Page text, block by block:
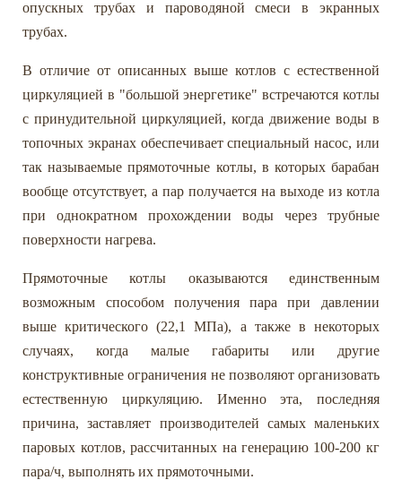
опускных трубах и пароводяной смеси в экранных
трубах.
В отличие от описанных выше котлов с естественной
циркуляцией в "большой энергетике" встречаются котлы
с принудительной циркуляцией, когда движение воды в
топочных экранах обеспечивает специальный насос, или
так называемые прямоточные котлы, в которых барабан
вообще отсутствует, а пар получается на выходе из котла
при однократном прохождении воды через трубные
поверхности нагрева.
Прямоточные котлы оказываются единственным
возможным способом получения пара при давлении
выше критического (22,1 МПа), а также в некоторых
случаях, когда малые габариты или другие
конструктивные ограничения не позволяют организовать
естественную циркуляцию. Именно эта, последняя
причина, заставляет производителей самых маленьких
паровых котлов, рассчитанных на генерацию 100-200 кг
пара/ч, выполнять их прямоточными.